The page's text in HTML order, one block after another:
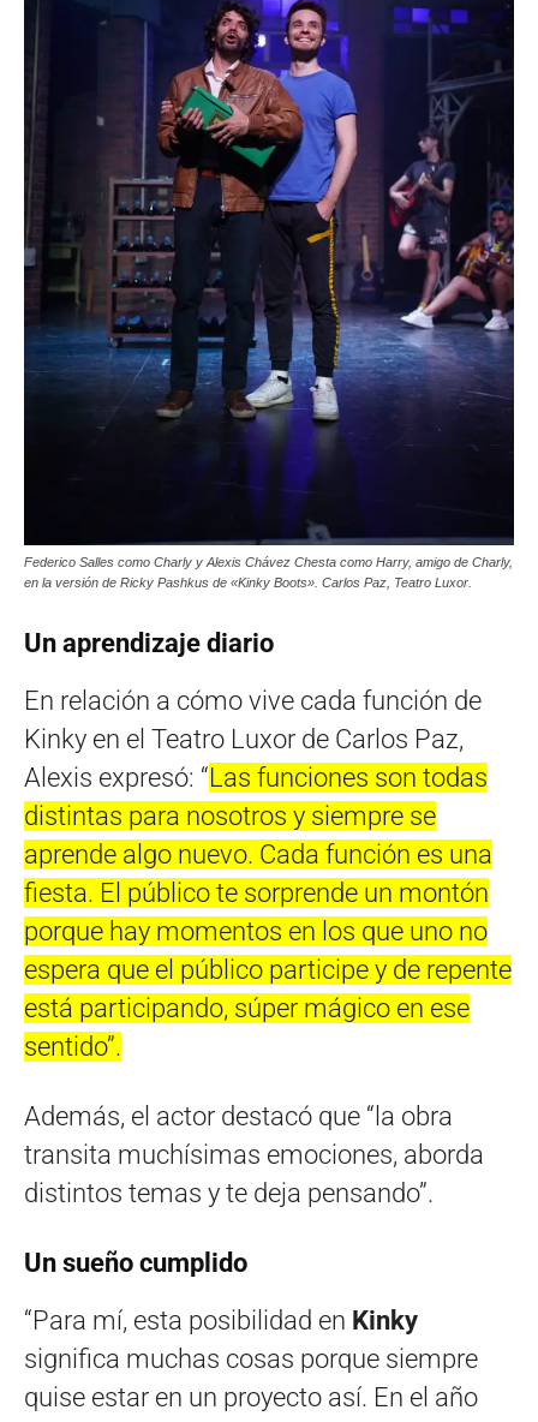
Federico Salles como Charly y Alexis Chávez Chesta como Harry, amigo de Charly,
en la versión de Ricky Pashkus de «Kinky Boots». Carlos Paz, Teatro Luxor.
Un aprendizaje diario
En relación a cómo vive cada función de
Kinky en el Teatro Luxor de Carlos Paz,
Alexis expresó: “Las funciones son todas
distintas para nosotros y siempre se
aprende algo nuevo. Cada función es una
fiesta. El público te sorprende un montón
porque hay momentos en los que uno no
espera que el público participe y de repente
está participando, súper mágico en ese
sentido”.
Además, el actor destacó que “la obra
transita muchísimas emociones, aborda
distintos temas y te deja pensando”.
Un sueño cumplido
“Para mí, esta posibilidad en Kinky
significa muchas cosas porque siempre
quise estar en un proyecto así. En el año